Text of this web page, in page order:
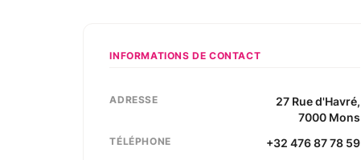
INFORMATIONS DE CONTACT
ADRESSE 27 Rue d'Havré,
7000 Mons
TÉLÉPHONE +32 476 87 78 59